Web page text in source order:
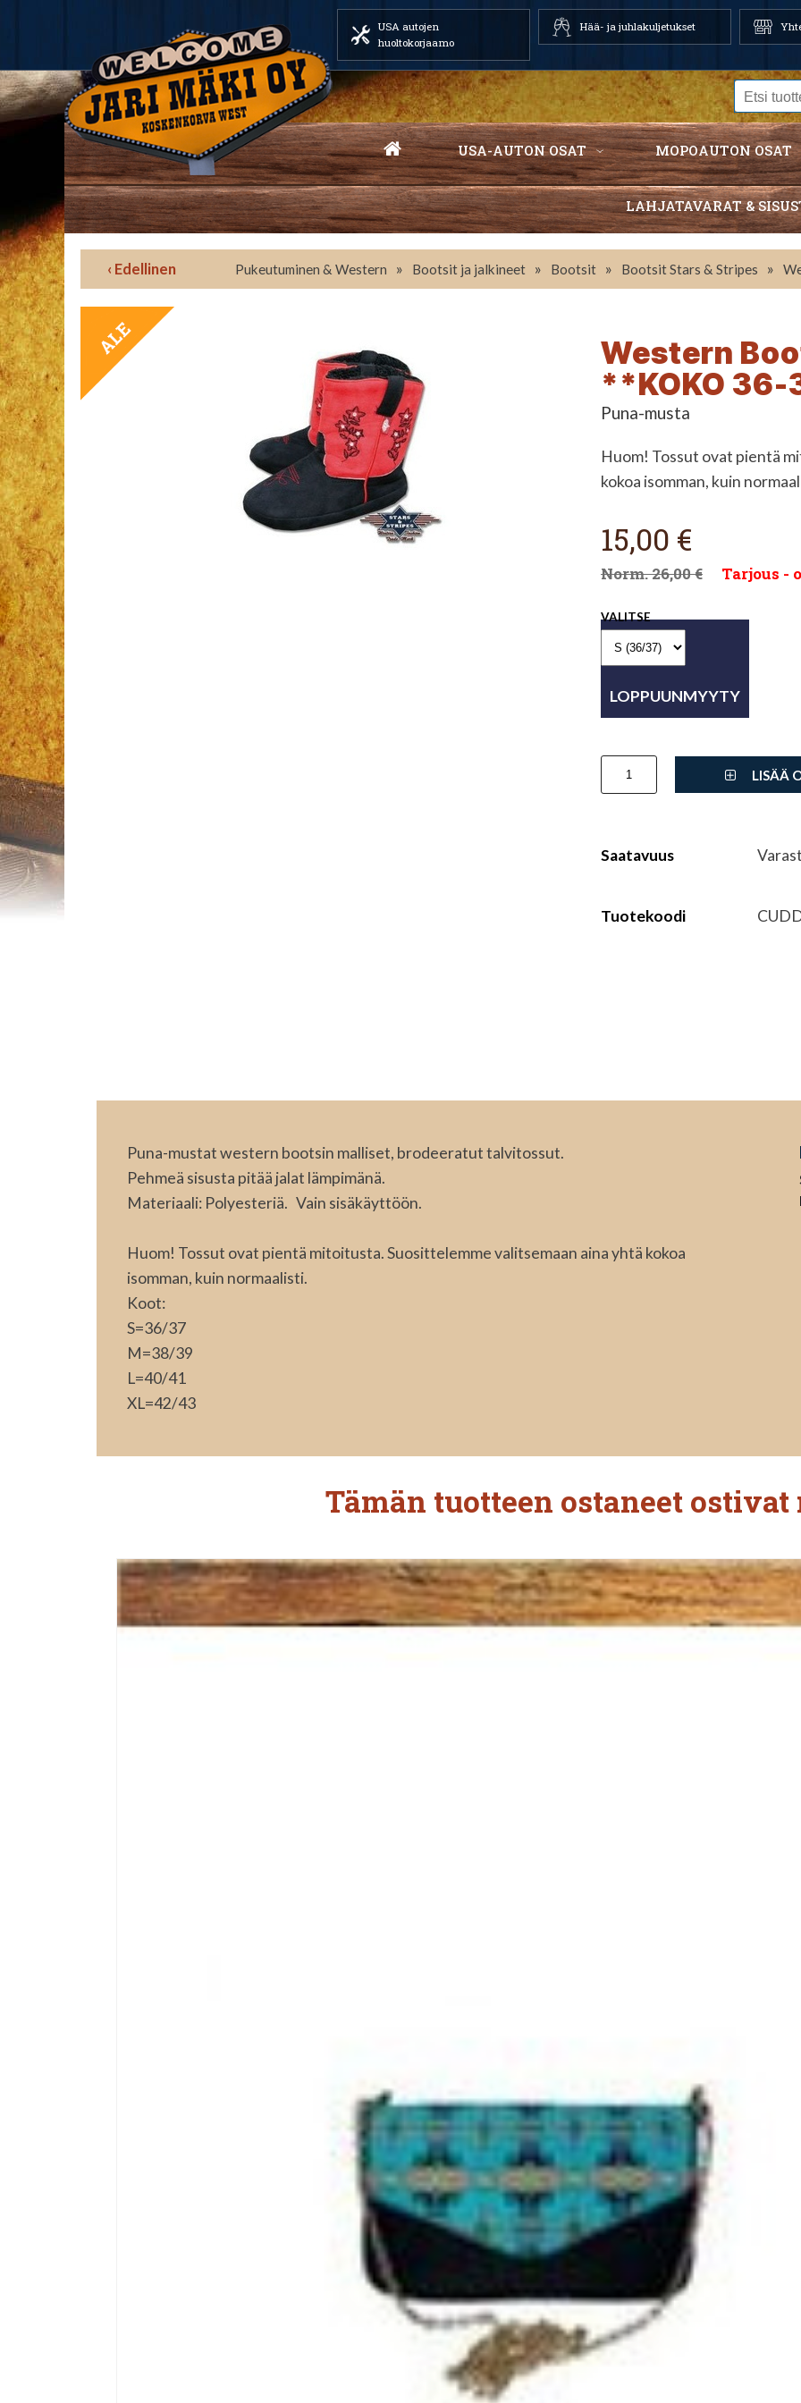
USA autojen
huoltokorjaamo
Hää- ja juhlakuljetukset
USA-AUTON OSAT MOPOAUTON OSAT
LAHJATAVARAT &
‹ Edellinen Pukeutuminen & Western » Bootsit ja jalkineet » Bootsit » Bootsit Stars & Stripes »
TARJOUS
Western
**KOKO
Puna-musta
Huom! Tossut ovat pientä
kokoa isomman, kuin
15,00 €
26,00 € Tarjous -
VALITSE
LISÄÄ
Saatavuus
Tuotekoodi
Puna-mustat western bootsin malliset, brodeeratut talvitossut.
Pehmeä sisusta pitää jalat lämpimänä.
Materiaali: Polyesteriä. Vain sisäkäyttöön.
Huom! Tossut ovat pientä mitoitusta. Suosittelemme valitsemaan aina yhtä kokoa
isomman, kuin normaalisti.
Koot:
S=36/37
M=38/39
L=40/41
XL=42/43
Tämän tuotteen ostaneet ostivat